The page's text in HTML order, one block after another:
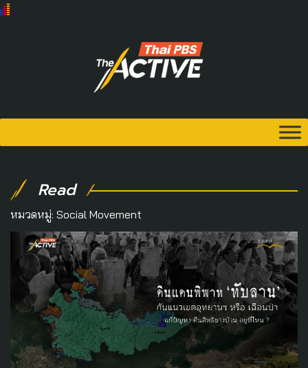
Read
หมวดหมู่: Social Movement